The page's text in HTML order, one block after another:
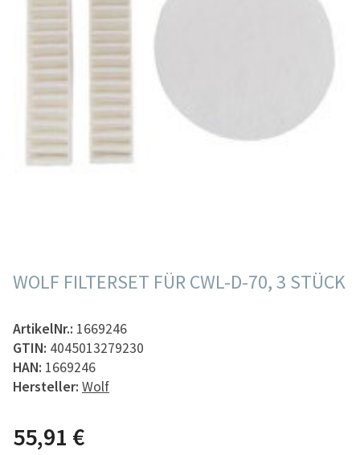
WOLF FILTERSET FÜR CWL-D-70, 3 STÜCK
ArtikelNr.: 1669246
GTIN: 4045013279230
HAN: 1669246
Hersteller: Wolf
55,91 €